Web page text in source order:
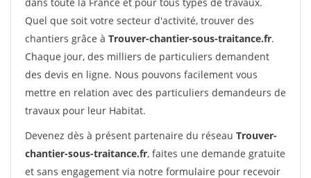
Quel que soit votre secteur d'activité, trouver des
chantiers grâce à Trouver-chantier-sous-traitance.fr.
Chaque jour, des milliers de particuliers demandent
des devis en ligne. Nous pouvons facilement vous
mettre en relation avec des particuliers demandeurs de
travaux pour leur Habitat.
Devenez dès à présent partenaire du réseau Trouver-
chantier-sous-traitance.fr, faites une demande gratuite
et sans engagement via notre formulaire pour recevoir